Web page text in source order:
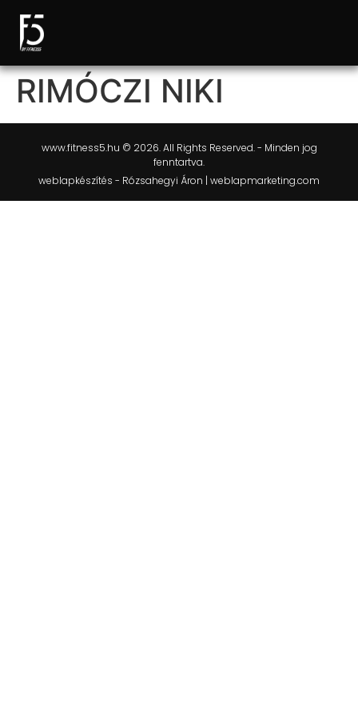
RIMÓCZI NIKI
www.fitness5.hu © 2026. All Rights Reserved. - Minden jog
fenntartva.
weblapkészítés - Rózsahegyi Áron | weblapmarketing.com